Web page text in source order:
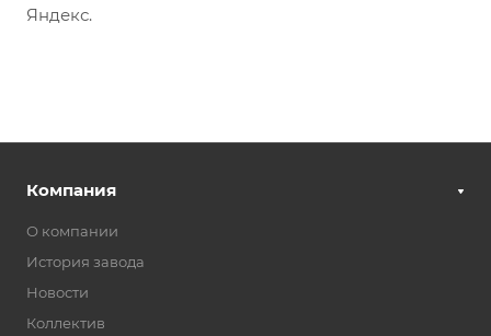
Яндекс.
Компания
О компании
История завода
Новости
Коллектив